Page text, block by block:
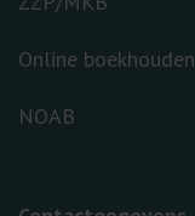
Online boekhouden
NOAB